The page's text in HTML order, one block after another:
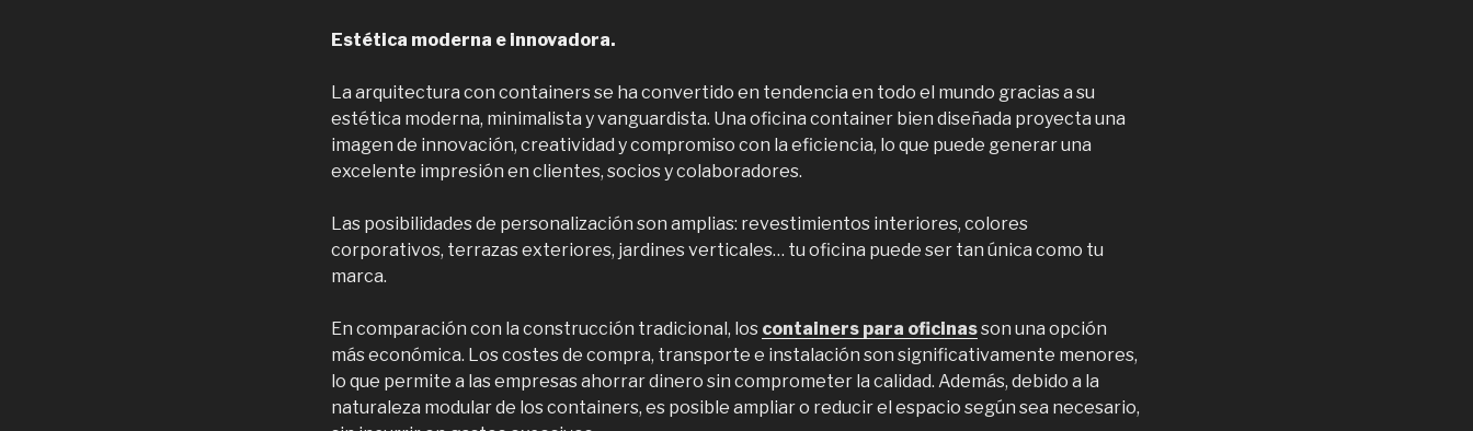
Estética moderna e innovadora.
La arquitectura con containers se ha convertido en tendencia en todo el mundo gracias a su
estética moderna, minimalista y vanguardista. Una oficina container bien diseñada proyecta una
imagen de innovación, creatividad y compromiso con la eficiencia, lo que puede generar una
excelente impresión en clientes, socios y colaboradores.
Las posibilidades de personalización son amplias: revestimientos interiores, colores
corporativos, terrazas exteriores, jardines verticales… tu oficina puede ser tan única como tu
marca.
En comparación con la construcción tradicional, los containers para oficinasson una opción
más económica. Los costes de compra, transporte e instalación son significativamente menores,
lo que permite a las empresas ahorrar dinero sin comprometer la calidad. Además, debido a la
naturaleza modular de los containers, es posible ampliar o reducir el espacio según sea necesario,